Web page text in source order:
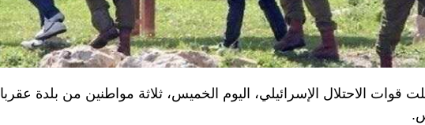
قوات الاحتلال الإسرائيلي، اليوم الخميس، ثلاثة مواطنين من بلدة عقربا